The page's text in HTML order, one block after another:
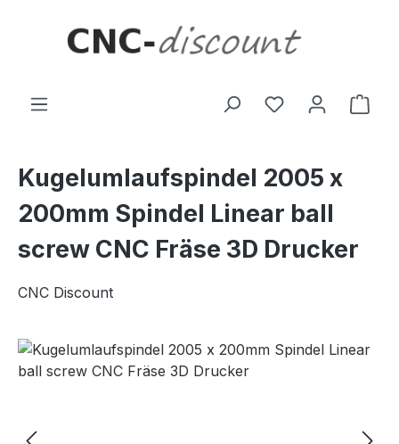
Kugelumlaufspindel 2005 x
200mm Spindel Linear ball
screw CNC Fräse 3D Drucker
CNC Discount
Bildergalerie überspringen